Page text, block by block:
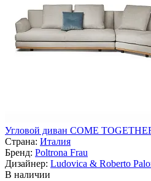
Угловой диван COME
Страна: Италия
Бренд: Poltrona Frau
Дизайнер: Ludovica & Roberto
В наличии